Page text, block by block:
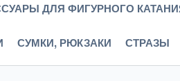
ДЛЯ ФИГУРНОГО
СУМКИ, РЮКЗАКИ СТРАЗЫ